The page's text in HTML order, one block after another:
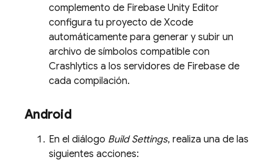
complemento de Firebase Unity Editor
configura tu proyecto de Xcode
automáticamente para generar y subir un
archivo de símbolos compatible con
Crashlytics a los servidores de Firebase de
cada compilación.
Android
En el diálogo Build Settings, realiza una de las
siguientes acciones: